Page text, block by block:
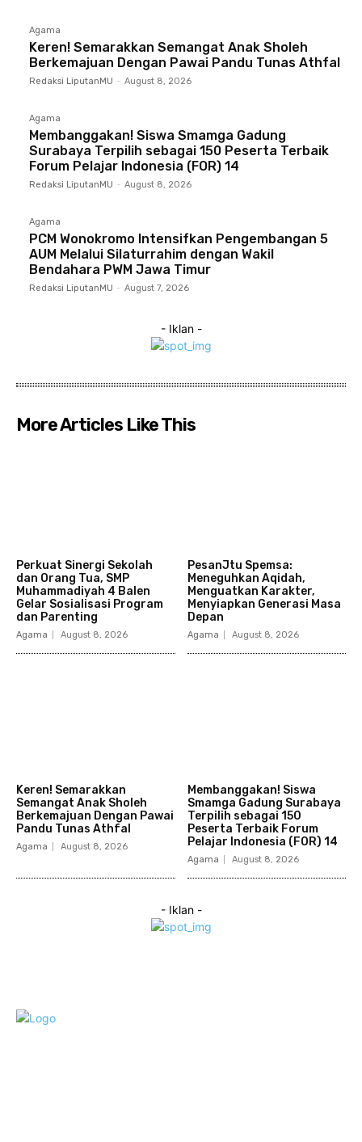
Agama
Keren! Semarakkan Semangat Anak Sholeh
Berkemajuan Dengan Pawai Pandu Tunas Athfal
Redaksi LiputanMU - August 8, 2026
Agama
Membanggakan! Siswa Smamga Gadung
Surabaya Terpilih sebagai 150 Peserta Terbaik
Forum Pelajar Indonesia (FOR) 14
Redaksi LiputanMU - August 8, 2026
Agama
PCM Wonokromo Intensifkan Pengembangan 5
AUM Melalui Silaturrahim dengan Wakil
Bendahara PWM Jawa Timur
Redaksi LiputanMU - August 7, 2026
- Iklan -
More Articles Like This
Perkuat Sinergi Sekolah
dan Orang Tua, SMP
Muhammadiyah 4 Balen
Gelar Sosialisasi Program
dan Parenting
Agama August 8, 2026
PesanJtu Spemsa:
Meneguhkan Aqidah,
Menguatkan Karakter,
Menyiapkan Generasi Masa
Depan
Agama August 8, 2026
Keren! Semarakkan
Semangat Anak Sholeh
Berkemajuan Dengan Pawai
Pandu Tunas Athfal
Agama August 8, 2026
Membanggakan! Siswa
Smamga Gadung Surabaya
Terpilih sebagai 150
Peserta Terbaik Forum
Pelajar Indonesia (FOR) 14
Agama August 8, 2026
- Iklan -